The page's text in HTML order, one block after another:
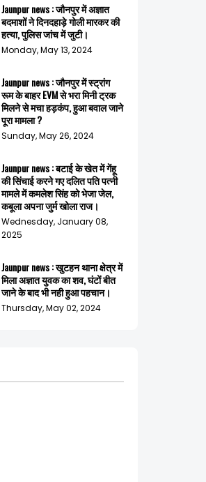
Jaunpur news : जौनपुर में अज्ञात
बदमाशों ने दिनदहाड़े गोली मारकर की
हत्या, पुलिस जांच में जुटी।
Monday, May 13, 2024
Jaunpur news : जौनपुर में स्ट्रांग
रूम के बाहर EVM से भरा मिनी ट्रक
मिलने से मचा हड़कंप, हुआ बवाल जाने
पूरा मामला ?
Sunday, May 26, 2024
Jaunpur news : बटाई के खेत में गेंहू
की सिंचाई करने गए दलित पति पत्नी
मामले में कमलेश सिंह को भेजा जेल,
कबूला अपना जुर्म खोला राज।
Wednesday, January 08,
2025
Jaunpur news : खुटहन थाना क्षेत्र में
मिला अज्ञात युवक का शव, घंटों बीत
जाने के बाद भी नही हुआ पहचान।
Thursday, May 02, 2024